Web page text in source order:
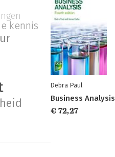
kennis
Debra Paul
Business Analysis
€ 72,27